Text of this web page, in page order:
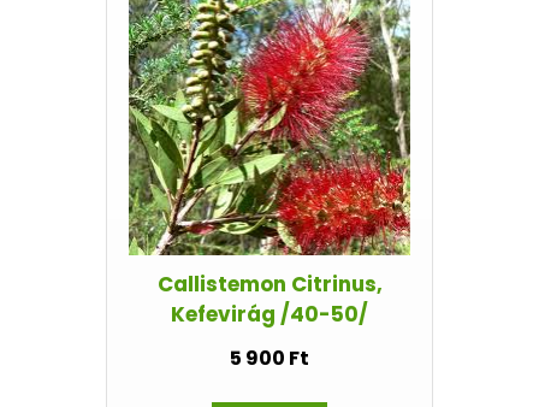
Callistemon Citrinus,
Kefevirág /40-50/
5 900 Ft